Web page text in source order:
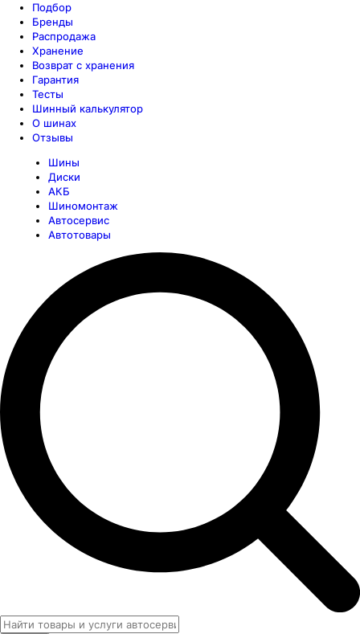
Подбор
Бренды
Распродажа
Хранение
Возврат с хранения
Гарантия
Тесты
Шинный калькулятор
О шинах
Отзывы
Шины
Диски
АКБ
Шиномонтаж
Автосервис
Автотовары